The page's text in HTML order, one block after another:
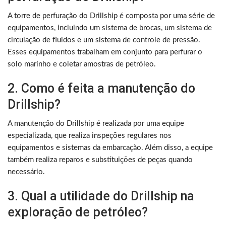
A torre de perfuração do Drillship é composta por uma série de
equipamentos, incluindo um sistema de brocas, um sistema de
circulação de fluidos e um sistema de controle de pressão.
Esses equipamentos trabalham em conjunto para perfurar o
solo marinho e coletar amostras de petróleo.
2. Como é feita a manutenção do
Drillship?
A manutenção do Drillship é realizada por uma equipe
especializada, que realiza inspeções regulares nos
equipamentos e sistemas da embarcação. Além disso, a equipe
também realiza reparos e substituições de peças quando
necessário.
3. Qual a utilidade do Drillship na
exploração de petróleo?